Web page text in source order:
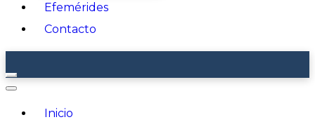
Efemérides
Contacto
Inicio